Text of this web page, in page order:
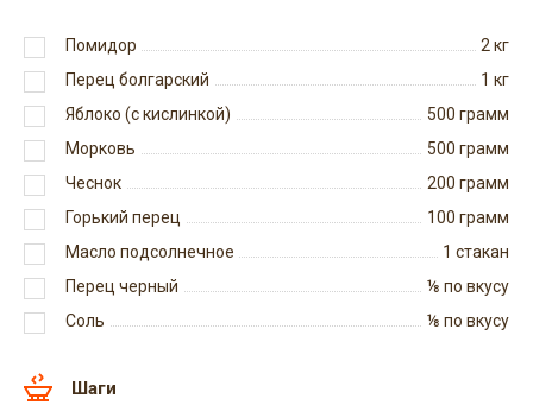
Помидор 2кг
Перец болгарский
1 кг
Яблоко (с кислинкой)
500 грамм
Морковь
500 грамм
Чеснок
200 грамм
Горький перец
100 грамм
Масло подсолнечное
1 стакан
Перец черный
⅛ по вкусу
Соль
⅛ по вкусу
Шаги